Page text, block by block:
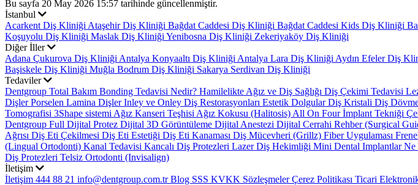
Bu sayfa 20 May 2026 15:57 tarihinde güncellenmiştir.
İstanbul
Acarkent Diş Kliniği Ataşehir Diş Kliniği Bağdat Caddesi Diş Kliniği Bağdat Caddesi Kids Diş Kliniği
Koşuyolu Diş Kliniği Maslak Diş Kliniği Yenibosna Diş Kliniği Zekeriyaköy Diş Kliniği
Diğer İller
Adana Çukurova Diş Kliniği Antalya Konyaaltı Diş Kliniği Antalya Lara Diş Kliniği Aydın Efeler Diş
Başiskele Diş Kliniği Muğla Bodrum Diş Kliniği Sakarya Serdivan Diş Kliniği
Tedaviler
Dentgroup Total Bakım Bonding Tedavisi Nedir? Hamilelikte Ağız ve Diş Sağlığı Diş Çekimi Tedavisi
DişlerPorselen Lamina DişlerInley ve Onley Diş Restorasyonları Estetik DolgularDiş Kristali Diş
Tomografisi 3Shape sistemi Ağız Kanseri Teşhisi Ağız Kokusu (Halitosis) All On Four İmplant Tekniği
Dentgroup Full Dijital Protez Dijital 3D Görüntüleme Dijital Anestezi Dijital Cerrahi Rehber (Surgical
Ağrısı Diş Eti Çekilmesi Diş Eti Estetiği Diş Eti Kanaması Diş Mücevheri (Grillz) Fiber Uygulaması
(Lingual Ortodonti) Kanal Tedavisi Kancalı Diş Protezleri Lazer Diş Hekimliği Mini Dental ImplantlarNe
Diş Protezleri Telsiz Ortodonti (Invisalign)
İletişim
İletişim 444 88 21 info@dentgroup.com.tr Blog SSS KVKK SözleşmelerÇerez Politikası Ticari